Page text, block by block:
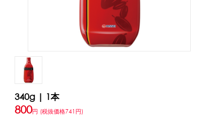
白玉もち・わらび餅
ソース・クリーム・フィリング等
ピューレ・ペースト
その他のトッピング材料
かき氷機
ブロックアイススライサー
カートリッジシェイバー
オプション
会社概要
特定商取引に関する法律に基づく表記
プライバシーポリシー
340g | 1本
800円 (税抜価格741円)